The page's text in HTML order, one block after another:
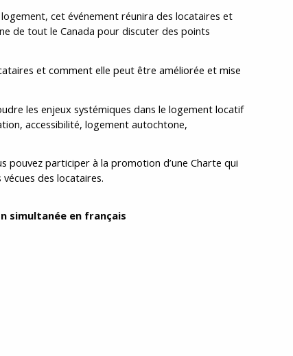
cet événement réunira des locataires et
de tout le Canada pour discuter des points
et comment elle peut être améliorée et mise
les enjeux systémiques dans le logement locatif
accessibilité, logement autochtone,
pouvez participer à la promotion d’une Charte qui
des locataires.
simultanée en français